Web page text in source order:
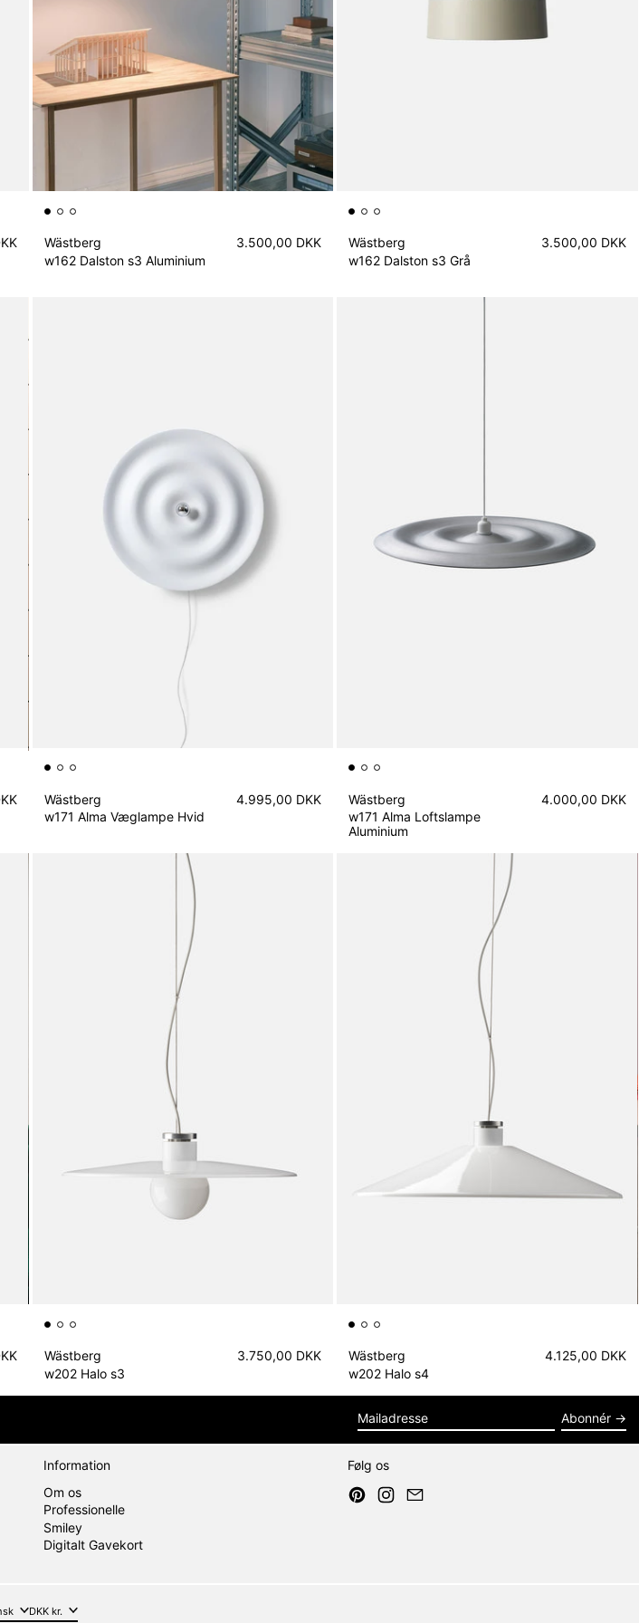
Wästberg
w162 Dalston s3 Aluminium
3.500,00 DKK
Wästberg
w162 Dalston s3 Grå
3.500,00 DKK
Wästberg
w171 Alma Væglampe Hvid
4.995,00 DKK
Wästberg
w171 Alma Loftslampe
Aluminium
4.000,00 DKK
Wästberg
w202 Halo s3
3.750,00 DKK
Wästberg
w202 Halo s4
4.125,00 DKK
Mailadresse
Abonnér
Information
Om os
Professionelle
Smiley
Digitalt Gavekort
Følg os
PinterestInstagram
Land/område
DKK kr.